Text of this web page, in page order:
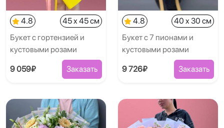
4.8
45 x 45 см
Букет с гортензией и
кустовыми розами
9 059₽ Заказать
4.8
40 x 30 см
Букет с 7 пионами и
кустовыми розами
9 726₽ Заказать